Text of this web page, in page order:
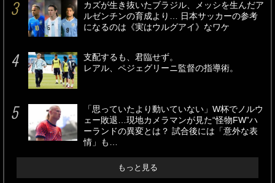
カズが生き抜いたブラジル、メッシを生んだア
ルゼンチンの育成より… 日本サッカーの参考
になるのは《実はウルグアイ》なワケ
支配するも、君臨せず。
レアル、ペジェグリーニ監督の指導術。
「思っていたより動いていない」W杯でノルウ
ェー敗退…現地カメラマンが見た“怪物FW”ハ
ーランドの異変とは？ 試合後には「意外な表
情」も…
もっと見る